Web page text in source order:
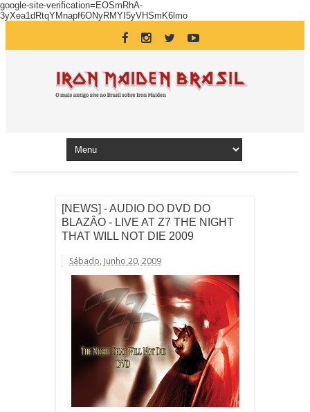
google-site-verification=EOSmRhA-
3yXea1dRtqYMnapf6ONyRMYI5yVHSmK6lmo
[NEWS] - AUDIO DO DVD DO
BLAZÂO - LIVE AT Z7 THE NIGHT
THAT WILL NOT DIE 2009
Sábado, Junho 20, 2009